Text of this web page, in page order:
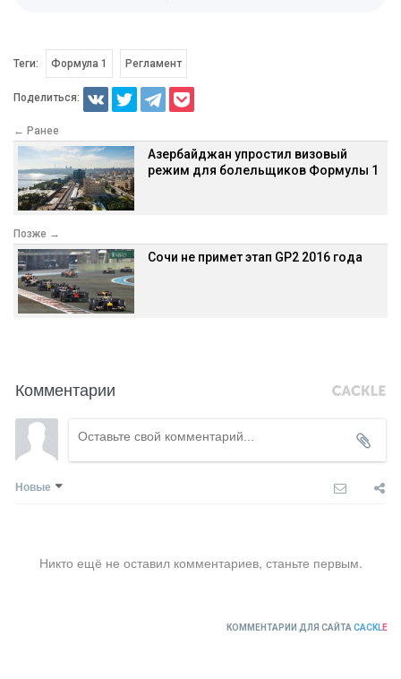
Теги: Формула 1 Регламент
Поделиться:
← Ранее
Азербайджан упростил визовый
режим для болельщиков Формулы 1
Позже →
Сочи не примет этап GP2 2016 года
Комментарии
Новые
Никто ещё не оставил комментариев, станьте первым.
КОММЕНТАРИИ ДЛЯ САЙТА CACKLE